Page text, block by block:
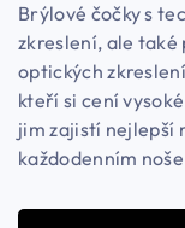
Brýlové čočky s
zkreslení, ale také
optických
kteří si cení
jim zajistí nejlepší
každodenním